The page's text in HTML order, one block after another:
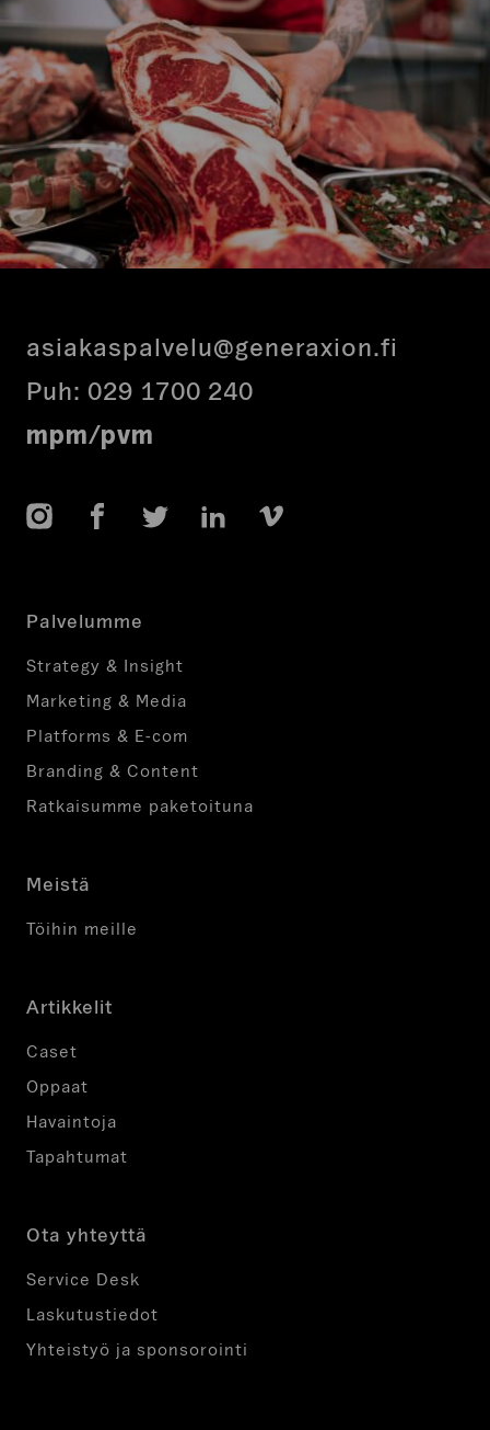
asiakaspalvelu@generaxion.fi
Puh: 029 1700 240
mpm/pvm
InstagramFacebookTwitter LinkedIn
Palvelumme
Strategy & Insight
Marketing & Media
Platforms & E-com
Branding & Content
Ratkaisumme paketoituna
Meistä
Töihin meille
Artikkelit
Caset
Oppaat
Havaintoja
Tapahtumat
Ota yhteyttä
Service Desk
Laskutustiedot
Yhteistyö ja sponsorointi